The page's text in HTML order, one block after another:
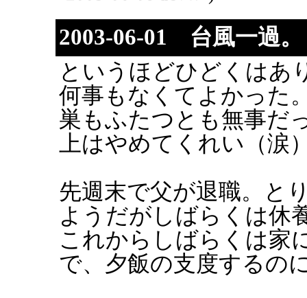
2003-06-01 台風一過。
というほどひどくはあ
何事もなくてよかった
巣もふたつとも無事だ
上はやめてくれい（涙
先週末で父が退職。と
ようだがしばらくは休
これからしばらくは家
で、夕飯の支度するの